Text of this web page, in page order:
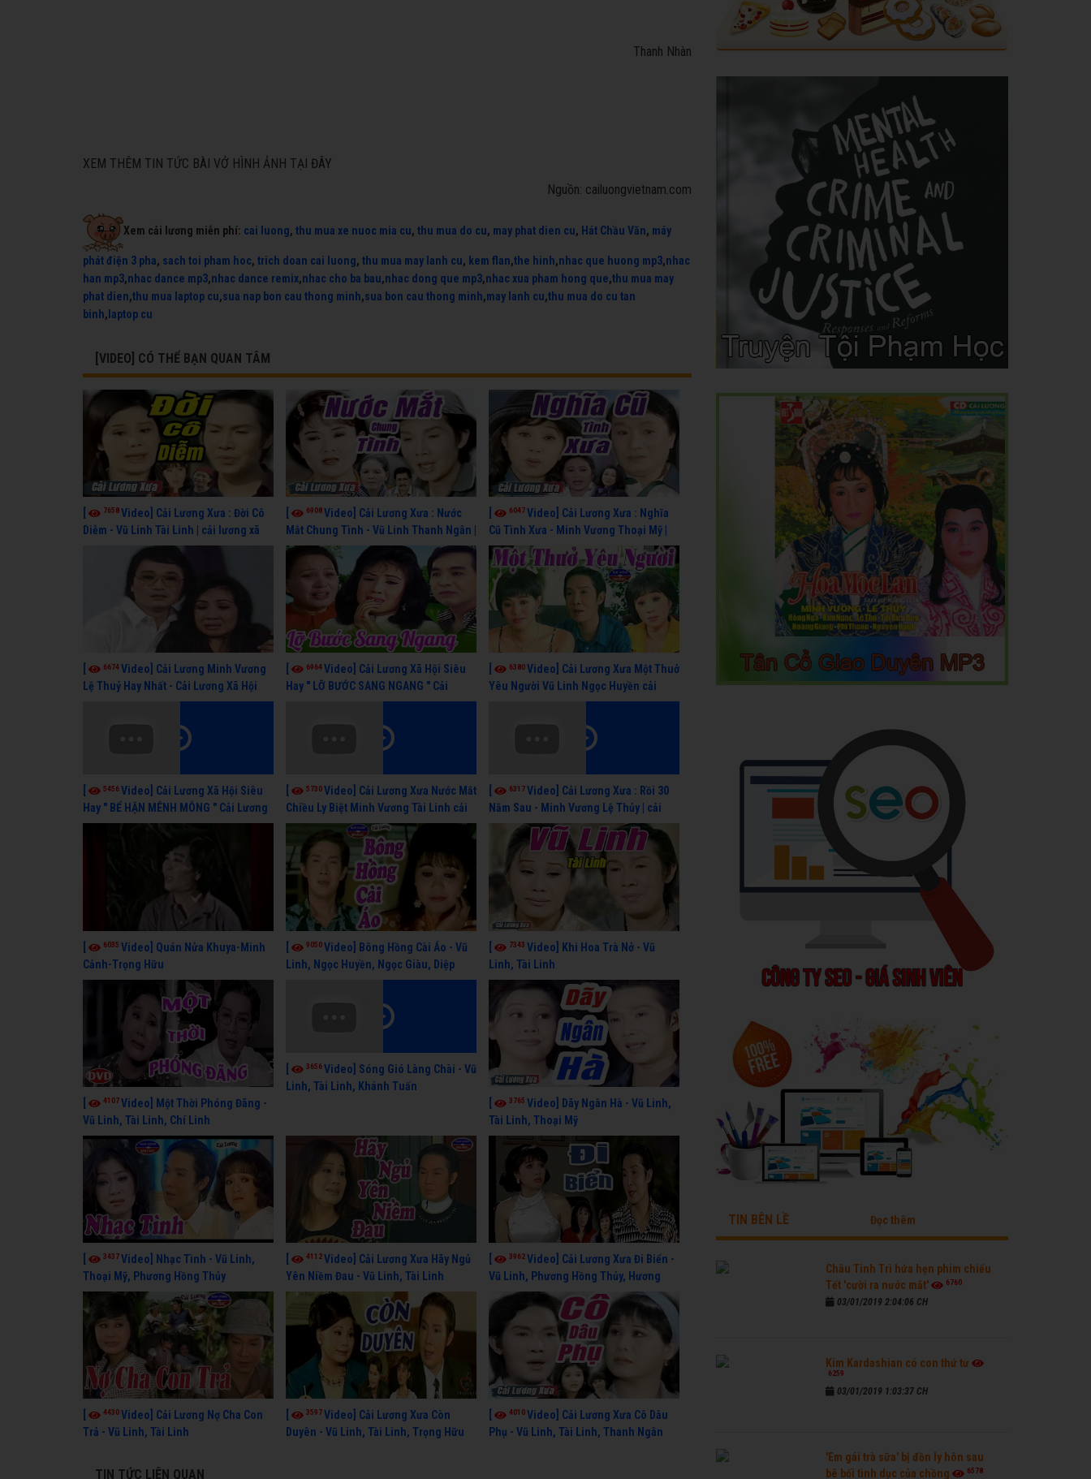
Thanh Nhàn
XEM THÊM TIN TỨC BÀI VỞ HÌNH ẢNH TẠI ĐÂY
Nguồn: cailuongvietnam.com
Xem cải lương miễn phí: cai luong, thu mua xe nuoc mia cu, thu mua do cu, may phat dien cu, Hát Chầu Văn, máy
phát điện 3 pha, sach toi pham hoc, trich doan cai luong, thu mua may lanh cu, kem flan,the hinh,nhac que huong mp3,nhac
han mp3,nhac dance mp3,nhac dance remix,nhac cho ba bau,nhac dong que mp3,nhac xua pham hong que,thu mua may
phat dien,thu mua laptop cu,sua nap bon cau thong minh,sua bon cau thong minh,may lanh cu,thu mua do cu tan
binh, laptop cu
[VIDEO] CÓ THỂ BẠN QUAN TÂM
7658Video] Cải Lương Xưa : Đời Cô
Diễm - Vũ Linh Tài Linh | cải lương xã
hội hay nhất
6908Video] Cải Lương Xưa : Nước
Mắt Chung Tình - Vũ Linh Thanh Ngân |
cải lương xã hội hay nhất
6047Video] Cải Lương Xưa : Nghĩa
Cũ Tình Xưa - Minh Vương Thoại Mỹ |
cải lương xã hội hay nhất
6674Video] Cải Lương Minh Vương
Lệ Thuỷ Hay Nhất - Cải Lương Xã Hội
6964Video] Cải Lương Xã Hội Siêu
Hay " LỠ BƯỚC SANG NGANG " Cải
Lương Lệ Thuỷ, Thanh Tuấn, Hồng Nga
6380Video] Cải Lương Xưa Một Thuở
Yêu Người Vũ Linh Ngọc Huyền cải
lương xã hội hay nhất
5456Video] Cải Lương Xã Hội Siêu
Hay " BỂ HẬN MÊNH MÔNG " Cải Lương
Kim Tử Long, Thanh Ngân Hay Nhất
5730Video] Cải Lương Xưa Nước Mắt
Chiều Ly Biệt Minh Vương Tài Linh cải
lương xã hội hay nhất
6317Video] Cải Lương Xưa : Rồi 30
Năm Sau - Minh Vương Lệ Thủy | cải
lương xã hội hay nhất
[ 6035 Video] Quán Nửa Khuya-Minh
Cảnh-Trọng Hữu
[ 9050Video] Bông Hồng Cài Áo - Vũ
Linh, Ngọc Huyền, Ngọc Giàu, Diệp
[ 7343 Video] Khi Hoa Trà Nở - Vũ
Linh, Tài Linh
4107Video] Một Thời Phóng Đãng -
Vũ Linh, Tài Linh, Chí Linh
[ 3656Video] Sóng Gió Làng Chài - Vũ
Linh, Tài Linh, Khánh Tuấn
3765 Video] Dãy Ngân Hà - Vũ Linh,
Tài Linh, Thoại Mỹ
3437Video] Nhạc Tình - Vũ Linh,
Thoại Mỹ, Phương Hồng Thủy
4112Video] Cải Lương Xưa Hãy Ngủ
Yên Niềm Đau - Vũ Linh, Tài Linh
3962Video] Cải Lương Xưa Đi Biển -
Vũ Linh, Phương Hồng Thủy, Hương
Lan, Thanh Hằng
4430Video] Cải Lương Nợ Cha Con
Trả - Vũ Linh, Tài Linh
3597Video] Cải Lương Xưa Còn
Duyên - Vũ Linh, Tài Linh, Trọng Hữu
4010Video] Cải Lương Xưa Cô Dâu
Phụ - Vũ Linh, Tài Linh, Thanh Ngân
TIN TỨC LIÊN QUAN
TIN BÊN LỀ Đọc thêm
Châu Tinh Trì hứa hẹn phim chiếu
Tết 'cười ra nước mắt'
6760
03/01/2019 2:04:06 CH
Kim Kardashian có con thứ tư
6259
03/01/2019 1:03:37 CH
'Em gái trà sữa' bị đồn ly hôn sau
bê bối tình dục của chồng
6578